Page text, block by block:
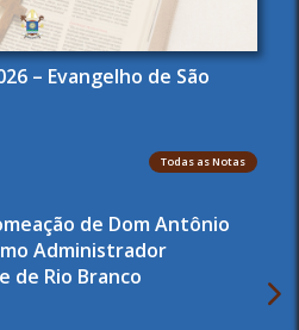
– Evangelho de São
Todas as Notas
de Dom Antônio
Administrador
de Rio Branco